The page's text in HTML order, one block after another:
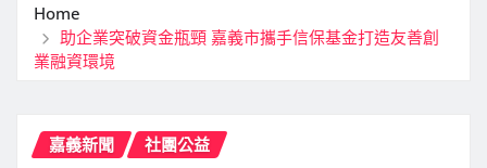
Home
助企業突破資金瓶頸 嘉義市攜手信保基金打造友善創
業融資環境
嘉義新聞 社團公益